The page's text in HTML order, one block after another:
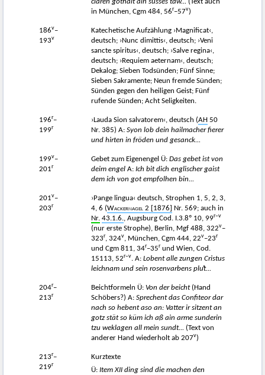
claren gothait ain süsses taw... (Text auch
in München, Cgm 484, 56r–57v)
186v–
193v
Katechetische Aufzählung ›Magnificat‹,
deutsch; ›Nunc dimittis‹, deutsch; ›Veni
sancte spiritus‹, deutsch; ›Salve regina‹,
deutsch; ›Requiem aeternam‹, deutsch;
Dekalog; Sieben Todsünden; Fünf Sinne;
Sieben Sakramente; Neun fremde Sünden;
Sünden gegen den heiligen Geist; Fünf
rufende Sünden; Acht Seligkeiten.
196r–
199r
›Lauda Sion salvatorem‹, deutsch (AH 50
Nr. 385) A: Syon lob dein hailmacher fierer
und hirten in fröden und gesanck...
199v–
201r
Gebet zum Eigenengel Ü: Das gebet ist von
deim engel A: Ich bit dich englischer gaist
dem ich von got empfolhen bin...
201v–
203r
›Pange lingua‹ deutsch, Strophen 1, 5, 2, 3,
4, 6 (Wackernagel 2 [1876]
Nr. 569; auch in
Nr. 43.1.6., Augsburg Cod. I.3.8º 10, 99r–v
(nur erste Strophe), Berlin, Mgf 488, 322v–
323r, 324v, München, Cgm 444, 22v–23r
und Cgm 811, 34r–35r und Wien, Cod.
15113, 52r–v. A: Lobent alle zungen Cristus
leichnam und sein rosenvarbens pluͦt...
204r–
213r
Beichtformeln Ü: Von der beicht(Hand
Schöbers?) A: Sprechent das Confiteor dar
nach so hebent aso an: Vatter ir sitzent an
gotz stät so küm ich aß ain arme sunderin
tzu weklagen all mein sundt... (Text von
anderer Hand wiederholt ab 207v)
213r–
219r
Kurztexte
Ü: Item XII ding sind die machen den